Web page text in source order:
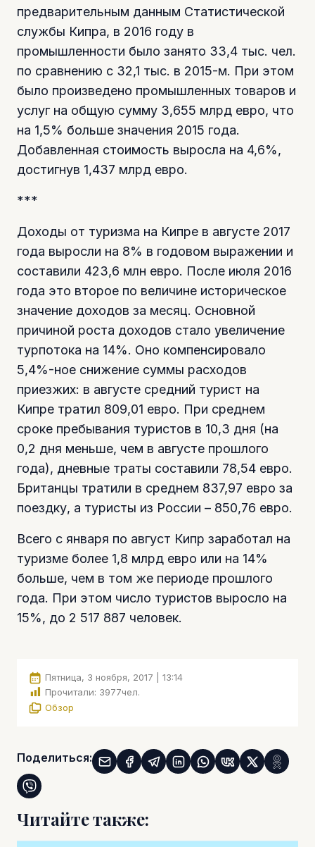
предварительным данным Статистической
службы Кипра, в 2016 году в
промышленности было занято 33,4 тыс. чел.
по сравнению с 32,1 тыс. в 2015-м. При этом
было произведено промышленных товаров и
услуг на общую сумму 3,655 млрд евро, что
на 1,5% больше значения 2015 года.
Добавленная стоимость выросла на 4,6%,
достигнув 1,437 млрд евро.
***
Доходы от туризма на Кипре в августе 2017
года выросли на 8% в годовом выражении и
составили 423,6 млн евро. После июля 2016
года это второе по величине историческое
значение доходов за месяц. Основной
причиной роста доходов стало увеличение
турпотока на 14%. Оно компенсировало
5,4%-ное снижение суммы расходов
приезжих: в августе средний турист на
Кипре тратил 809,01 евро. При среднем
сроке пребывания туристов в 10,3 дня (на
0,2 дня меньше, чем в августе прошлого
года), дневные траты составили 78,54 евро.
Британцы тратили в среднем 837,97 евро за
поездку, а туристы из России – 850,76 евро.
Всего с января по август Кипр заработал на
туризме более 1,8 млрд евро или на 14%
больше, чем в том же периоде прошлого
года. При этом число туристов выросло на
15%, до 2 517 887 человек.
Пятница, 3 ноября, 2017 | 13:14
Прочитали: 3977чел.
Обзор
Поделиться:
Читайте также: